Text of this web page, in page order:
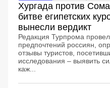
Хургада против
битве египетских
вынесли вердикт
Редакция Турпрома
предпочтений россиян,
отзывы туристов,
исследования – выявить
каж...